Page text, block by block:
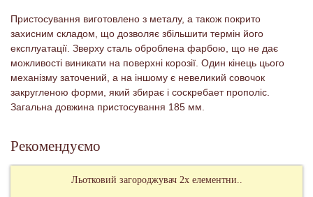
Пристосування виготовлено з металу, а також покрито
захисним складом, що дозволяє збільшити термін його
експлуатації. Зверху сталь оброблена фарбою, що не дає
можливості виникати на поверхні корозії. Один кінець цього
механізму заточений, а на іншому є невеликий совочок
закругленою форми, який збирає і соскребает прополіс.
Загальна довжина пристосування 185 мм.
Рекомендуємо
Льотковий загороджувач 2х елементни..